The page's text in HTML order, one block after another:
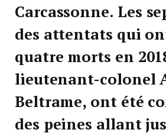
Carcassonne. Les
des attentats qui
quatre morts en
lieutenant-colonel
Beltrame, ont été
des peines allant